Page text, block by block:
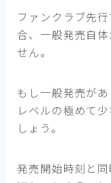
ファンクラブ先
合、一般発売自
せん。
もし一般発売が
レベルの極めて
しょう。
発売開始時刻と